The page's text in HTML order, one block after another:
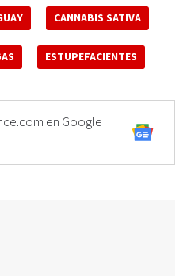
CANNABIS SATIVA
ESTUPEFACIENTES
en Google